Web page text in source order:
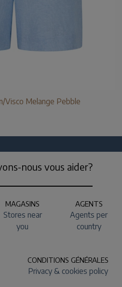
Visco Melange Pebble
nous vous aider?
MAGASINS
Stores near
you
AGENTS
Agents per
country
CONDITIONS GÉNÉRALES
Privacy & cookies policy